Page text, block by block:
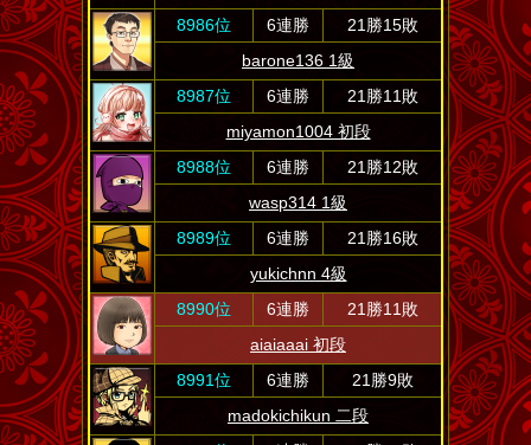
8986位
6連勝
21勝15敗
barone136 1級
8987位
6連勝
21勝11敗
miyamon1004 初段
8988位
6連勝
21勝12敗
wasp314 1級
8989位
6連勝
21勝16敗
yukichnn 4級
8990位
6連勝
21勝11敗
aiaiaaai 初段
8991位
6連勝
21勝9敗
madokichikun 二段